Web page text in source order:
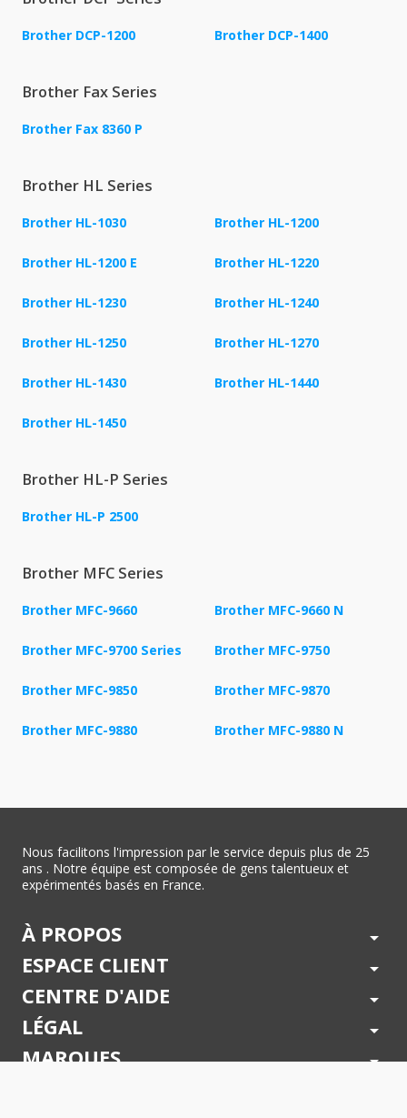
Brother DCP-1200 Brother DCP-1400
Brother Fax Series
Brother Fax 8360 P
Brother HL Series
Brother HL-1030 Brother HL-1200
Brother HL-1200 E Brother HL-1220
Brother HL-1230 Brother HL-1240
Brother HL-1250 Brother HL-1270
Brother HL-1430 Brother HL-1440
Brother HL-1450
Brother HL-P Series
Brother HL-P 2500
Brother MFC Series
Brother MFC-9660 Brother MFC-9660 N
Brother MFC-9700 Series Brother MFC-9750
Brother MFC-9850 Brother MFC-9870
Brother MFC-9880 Brother MFC-9880 N
Nous facilitons l'impression par le service depuis plus de 25
ans . Notre équipe est composée de gens talentueux et
expérimentés basés en France.
À PROPOS arrow_drop_down
ESPACE CLIENT arrow_drop_down
CENTRE D'AIDE arrow_drop_down
LÉGAL arrow_drop_down
MARQUES arrow_drop_down